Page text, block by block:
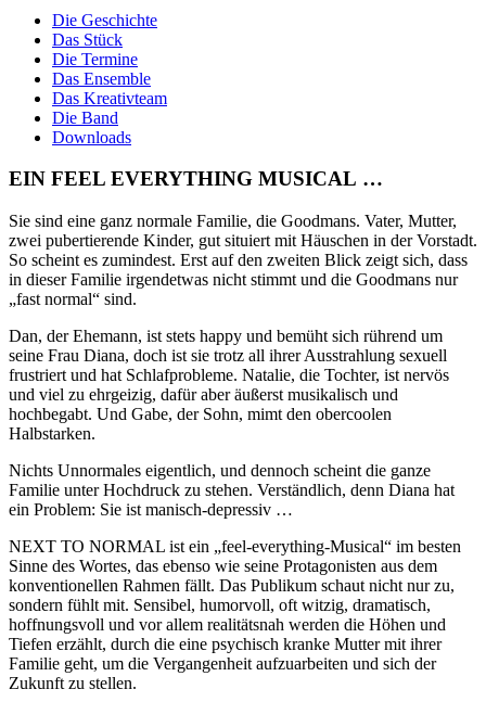
Die Geschichte
Das Stück
Die Termine
Das Ensemble
Das Kreativteam
Die Band
Downloads
EIN FEEL EVERYTHING MUSICAL …
Sie sind eine ganz normale Familie, die Goodmans. Vater, Mutter,
zwei pubertierende Kinder, gut situiert mit Häuschen in der Vorstadt.
So scheint es zumindest. Erst auf den zweiten Blick zeigt sich, dass
in dieser Familie irgendetwas nicht stimmt und die Goodmans nur
„fast normal“ sind.
Dan, der Ehemann, ist stets happy und bemüht sich rührend um
seine Frau Diana, doch ist sie trotz all ihrer Ausstrahlung sexuell
frustriert und hat Schlafprobleme. Natalie, die Tochter, ist nervös
und viel zu ehrgeizig, dafür aber äußerst musikalisch und
hochbegabt. Und Gabe, der Sohn, mimt den obercoolen
Halbstarken.
Nichts Unnormales eigentlich, und dennoch scheint die ganze
Familie unter Hochdruck zu stehen. Verständlich, denn Diana hat
ein Problem: Sie ist manisch-depressiv …
NEXT TO NORMAL ist ein „feel-everything-Musical“ im besten
Sinne des Wortes, das ebenso wie seine Protagonisten aus dem
konventionellen Rahmen fällt. Das Publikum schaut nicht nur zu,
sondern fühlt mit. Sensibel, humorvoll, oft witzig, dramatisch,
hoffnungsvoll und vor allem realitätsnah werden die Höhen und
Tiefen erzählt, durch die eine psychisch kranke Mutter mit ihrer
Familie geht, um die Vergangenheit aufzuarbeiten und sich der
Zukunft zu stellen.